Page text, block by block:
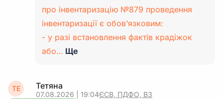
про інвентаризацію №879 проведення
інвентаризації є обов’язковим:
- у разі встановлення фактів крадіжок
або… Ще
ТЕ Тетяна
07.08.2026 | 19:04ЄСВ, ПДФО, ВЗ